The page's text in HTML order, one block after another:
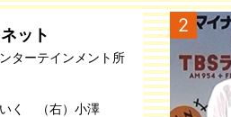
ット
ターテインメント所
いく （右）小澤
2